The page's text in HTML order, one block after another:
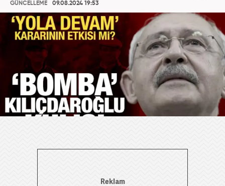
GÜNCELLEME
09.08.2024 19:53